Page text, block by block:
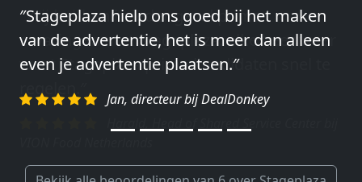
″Stageplaza hielp ons goed bij het maken
van de advertentie, het is meer dan alleen
even je advertentie plaatsen.″
Jan, directeur bij DealDonkey
″Wij hebben in ieder geval prima
ervaringen met Stageplaza: elke keer weer
weet Stageplaza prima kandidaten snel te
regelen.″